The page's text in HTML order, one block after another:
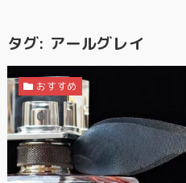
タグ: アールグレイ
おすすめ